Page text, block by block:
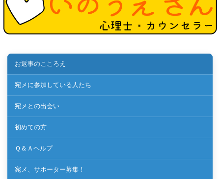
お返事のこころえ
宛メに参加している人たち
宛メとの出会い
初めての方
Ｑ＆Ａヘルプ
宛メ、サポーター募集！